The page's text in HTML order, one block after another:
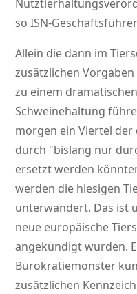
so ISN-
Allein die dann im
zusätzlichen
zu einem
Schweinehaltung
morgen ein Viertel
durch bislang nur
ersetzt werden
werden die hiesigen
unterwandert. Das ist
neue europäische
angekündigt wurden.
Bürokratiemonster
zusätzlichen